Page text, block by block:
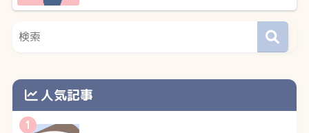
人気記事
1